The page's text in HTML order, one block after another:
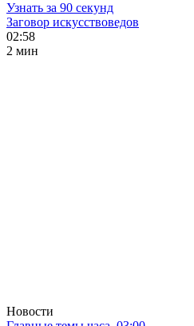
Узнать за 90 секунд
Заговор искусствоведов
02:58
2 мин
Новости